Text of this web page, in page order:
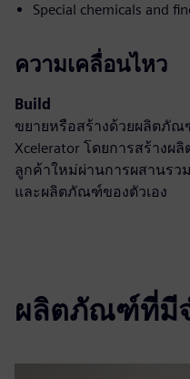
Special chemicals and
ความเคลื่อนไหว
Build
ขยายหรือสร้างด้วยผลิตภัณ
Xcelerator โดยการสร้าง
ลูกค้าใหม่ผ่านการผสานรว
และผลิตภัณฑ์ของตัวเอง
ผลิตภัณฑ์ที่มี